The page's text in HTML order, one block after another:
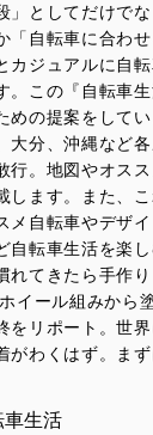
」としてだけで
「自転車に合わ
カジュアルに自
。この『自転車
めの提案をして
大分、沖縄など
行。地図やオス
します。また、
メ自転車やデザ
自転車生活を楽
れてきたら手作
イール組みから
をリポート。世
がわくはず。ま
車生活